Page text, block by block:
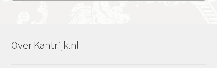
Over Kantrijk.nl